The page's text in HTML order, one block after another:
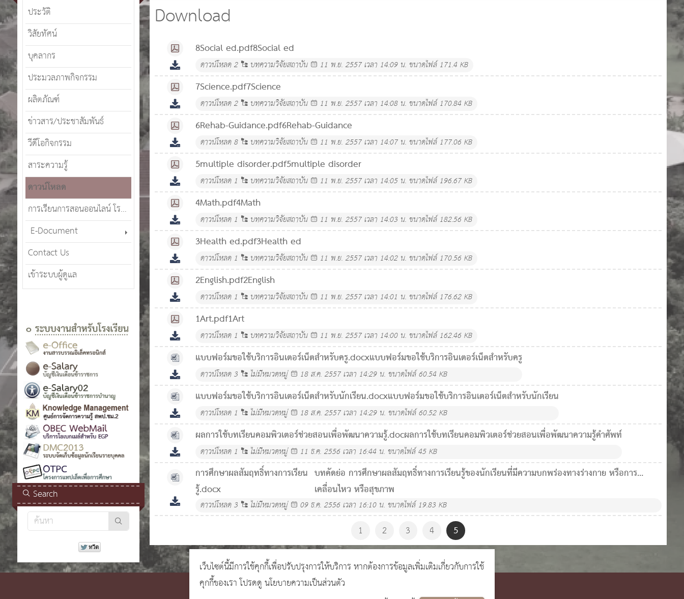
ประวัติ
วิสัยทัศน์
บุคลากร
ประมวลภาพกิจกรรม
ผลิตภัณฑ์
ข่าวสาร/ประชาสัมพันธ์
วีดีโอกิจกรรม
สาระความรู้
ดาวน์โหลด
การเรียนการสอนออนไลน์ โรงเรียนศรีสังวาลย์เชียงใหม่ (SWCMOT)
E-Document
Contact Us
เข้าระบบผู้ดูแล
Search
Download
8Social ed.pdf8Social ed
ดาวน์โหลด2 บทความวิจัยสถาบัน 11 พ.ย. 2557 เวลา 14:09 น. ขนาดไฟล์ 171.4 KB
7Science.pdf7Science
ดาวน์โหลด2 บทความวิจัยสถาบัน 11 พ.ย. 2557 เวลา 14:08 น. ขนาดไฟล์ 170.84 KB
6Rehab-Guidance.pdf6Rehab-Guidance
ดาวน์โหลด8 บทความวิจัยสถาบัน 11 พ.ย. 2557 เวลา 14:07 น. ขนาดไฟล์ 177.06 KB
5multiple disorder.pdf5multiple disorder
ดาวน์โหลด 1 บทความวิจัยสถาบัน 11 พ.ย. 2557 เวลา 14:05 น. ขนาดไฟล์ 196.67 KB
4Math.pdf4Math
ดาวน์โหลด 1 บทความวิจัยสถาบัน 11 พ.ย. 2557 เวลา 14:03 น. ขนาดไฟล์ 182.56 KB
3Health ed.pdf3Health ed
ดาวน์โหลด 1 บทความวิจัยสถาบัน 11 พ.ย. 2557 เวลา 14:02 น. ขนาดไฟล์ 170.56 KB
2English.pdf2English
ดาวน์โหลด 1 บทความวิจัยสถาบัน 11 พ.ย. 2557 เวลา 14:01 น. ขนาดไฟล์ 176.62 KB
1Art.pdf1Art
ดาวน์โหลด 1 บทความวิจัยสถาบัน 11 พ.ย. 2557 เวลา 14:00 น. ขนาดไฟล์ 162.46 KB
แบบฟอร์มขอใช้บริการอินเตอร์เน็ตสำหรับครู.docxแบบฟอร์มขอใช้บริการอินเตอร์เน็ตสำหรับครู
ดาวน์โหลด3 ไม่มีหมวดหมู่ 18 ส.ค. 2557 เวลา 14:29 น. ขนาดไฟล์ 60.54 KB
แบบฟอร์มขอใช้บริการอินเตอร์เน็ตสำหรับนักเรียน.docxแบบฟอร์มขอใช้บริการอินเตอร์เน็ตสำหรับนักเรียน
ดาวน์โหลด 1 ไม่มีหมวดหมู่ 18 ส.ค. 2557 เวลา 14:29 น. ขนาดไฟล์ 60.52 KB
ผลการใช้บทเรียนคอมพิวเตอร์ช่วยสอนเพื่อพัฒนาความรู้.docผลการใช้บทเรียนคอมพิวเตอร์ช่วยสอนเพื่อพัฒนาความรู้คำศัพท์
ดาวน์โหลด 1 ไม่มีหมวดหมู่ 11 ธ.ค. 2556 เวลา 16:44 น. ขนาดไฟล์ 45 KB
การศึกษาผลสัมฤทธิ์ทางการเรียน
รู้.docx
บทคัดย่อ การศึกษาผลสัมฤทธิ์ทางการเรียนรู้ของนักเรียนที่มีความบกพร่องทางร่างกาย หรือการ
เคลื่อนไหว หรือสุขภาพ
ดาวน์โหลด3 ไม่มีหมวดหมู่ 09 ธ.ค. 2556 เวลา 16:10 น. ขนาดไฟล์ 19.83 KB
1 2 3 4 5
เว็บไซต์นี้มีการใช้คุกกี้เพื่อปรับปรุงการให้บริการ หากต้องการข้อมูลเพิ่มเติมเกี่ยวกับการใช้
คุกกี้ของเรา โปรดดู นโยบายความเป็นส่วนตัว